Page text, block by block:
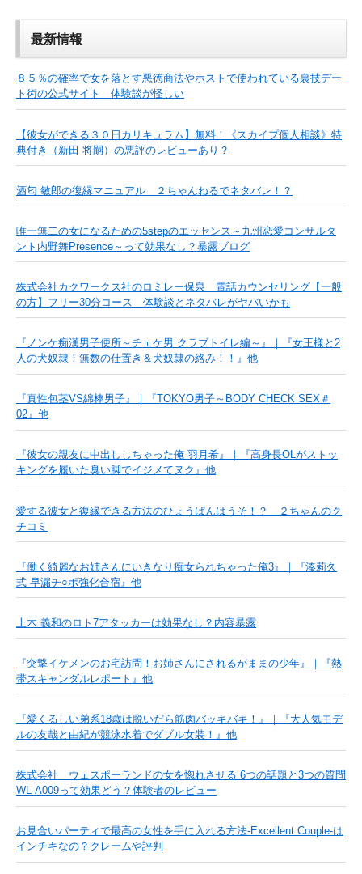
最新情報
８５％の確率で女を落とす悪徳商法やホストで使われている裏技デー
ト術の公式サイト 体験談が怪しい
【彼女ができる３０日カリキュラム】無料！《スカイプ個人相談》特
典付き（新田 将嗣）の悪評のレビューあり？
酒匂 敏郎の復縁マニュアル ２ちゃんねるでネタバレ！？
唯一無二の女になるための5stepのエッセンス～九州恋愛コンサルタ
ント内野舞Presence～って効果なし？暴露ブログ
株式会社カクワークス社のロミレー保泉 電話カウンセリング【一般
の方】フリー30分コース 体験談とネタバレがヤバいかも
『ノンケ痴漢男子便所～チェケ男 クラブトイレ編～』｜『女王様と2
人の犬奴隷！無数の仕置き＆犬奴隷の絡み！！』他
『真性包茎VS綿棒男子』｜『TOKYO男子～BODY CHECK SEX＃
02』他
『彼女の親友に中出ししちゃった俺 羽月希』｜『高身長OLがストッ
キングを履いた臭い脚でイジメてヌク』他
愛する彼女と復縁できる方法のひょうばんはうそ！？ ２ちゃんのク
チコミ
『働く綺麗なお姉さんにいきなり痴女られちゃった俺3』｜『湊莉久
式 早漏チ○ポ強化合宿』他
上木 義和のロト7アタッカーは効果なし？内容暴露
『突撃イケメンのお宅訪問！お姉さんにされるがままの少年』｜『熱
帯スキャンダルレポート』他
『愛くるしい弟系18歳は脱いだら筋肉バッキバキ！』｜『大人気モデ
ルの友哉と由紀が競泳水着でダブル女装！』他
株式会社 ウェスポーランドの女を惚れさせる 6つの話題と3つの質問
WL-A009って効果どう？体験者のレビュー
お見合いパーティで最高の女性を手に入れる方法-Excellent Couple-は
インチキなの？クレームや評判